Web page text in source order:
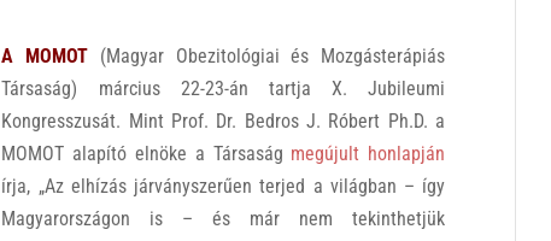
A MOMOT (Magyar Obezitológiai és Mozgásterápiás
Társaság) március 22-23-án tartja X. Jubileumi
Kongresszusát. Mint Prof. Dr. Bedros J. Róbert Ph.D. a
MOMOT alapító elnöke a Társaság megújult honlapján
írja, „Az elhízás járványszerűen terjed a világban – így
Magyarországon is – és már nem tekinthetjük